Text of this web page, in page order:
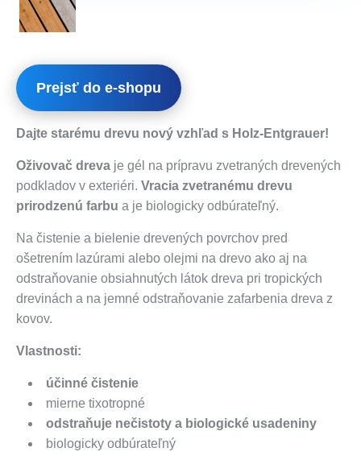
Prejsť do e-shopu
Dajte starému drevu nový vzhľad s Holz-Entgrauer!
Oživovač dreva je gél na prípravu zvetraných drevených
podkladov v exteriéri. Vracia zvetranému drevu
prirodzenú farbu a je biologicky odbúrateľný.
Na čistenie a bielenie drevených povrchov pred
ošetrením lazúrami alebo olejmi na drevo ako aj na
odstraňovanie obsiahnutých látok dreva pri tropických
drevinách a na jemné odstraňovanie zafarbenia dreva z
kovov.
Vlastnosti:
účinné čistenie
mierne tixotropné
odstraňuje nečistoty a biologické usadeniny
biologicky odbúrateľný